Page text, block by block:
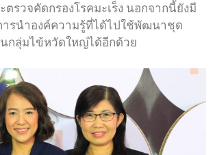
ตรวจคัดกรองโรคมะเร็ง นอกจากนี้ยังมี
ารนำองค์ความรู้ที่ได้ไปใช้พัฒนาชุด
กลุ่มไข้หวัดใหญ่ได้อีกด้วย